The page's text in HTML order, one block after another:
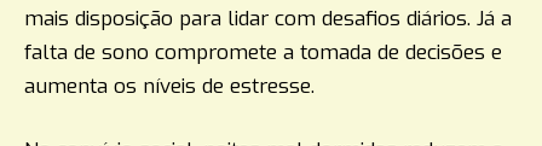
mais disposição para lidar com desafios diários. Já a
falta de sono compromete a tomada de decisões e
aumenta os níveis de estresse.